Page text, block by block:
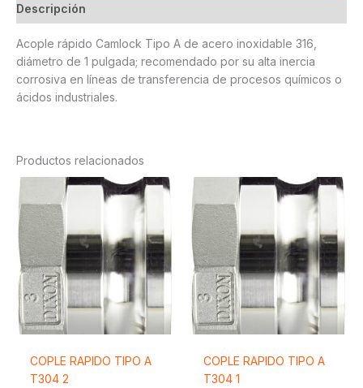
Descripción
Acople rápido Camlock Tipo A de acero inoxidable 316,
diámetro de 1 pulgada; recomendado por su alta inercia
corrosiva en líneas de transferencia de procesos químicos o
ácidos industriales.
Productos relacionados
COPLE RAPIDO TIPO A
T304 2
COPLE RAPIDO TIPO A
T304 1